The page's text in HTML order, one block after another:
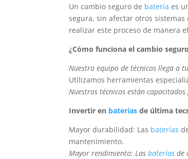
Un cambio seguro de batería es
segura, sin afectar otros
realizar este proceso de manera
¿Cómo funciona el cambio
Nuestro equipo de técnicos llega a
Utilizamos herramientas
Nuestros técnicos están
Invertir en baterías de última
Mayor durabilidad: Las baterías
mantenimiento.
Mayor rendimiento: Lasbaterías de